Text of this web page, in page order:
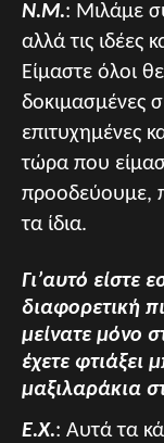
Ν.Μ.: Μιλάμε
αλλά τις ιδέες
Είμαστε όλοι
δοκιμασμένες
επιτυχημένες
τώρα που
προοδεύουμε,
τα ίδια.
Γι’αυτό είστε
διαφορετική
μείνατε μόνο
έχετε φτιάξει
μαξιλαράκια
Ε.Χ.: Αυτά τα